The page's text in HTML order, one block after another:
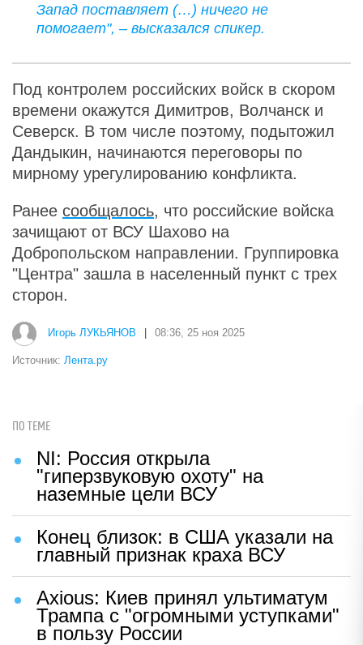
Запад поставляет (…) ничего не
помогает", – высказался спикер.
Под контролем российских войск в скором
времени окажутся Димитров, Волчанск и
Северск. В том числе поэтому, подытожил
Дандыкин, начинаются переговоры по
мирному урегулированию конфликта.
Ранее сообщалось, что российские войска
зачищают от ВСУ Шахово на
Добропольском направлении. Группировка
"Центра" зашла в населенный пункт с трех
сторон.
Игорь ЛУКЬЯНОВ 08:36, 25 ноя 2025
Источник: Лента.ру
ПО ТЕМЕ
NI: Россия открыла
"гиперзвуковую охоту" на
наземные цели ВСУ
Конец близок: в США указали на
главный признак краха ВСУ
Axious: Киев принял ультиматум
Трампа с "огромными уступками"
в пользу России